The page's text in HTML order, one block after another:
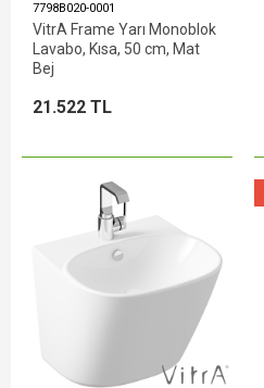
7798B020-0001
VitrA Frame Yarı Monoblok
Lavabo, Kısa, 50 cm, Mat
Bej
21.522 TL